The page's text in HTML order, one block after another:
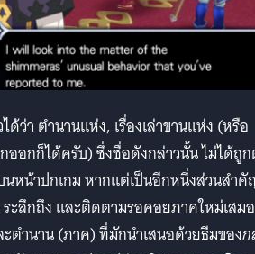
ด้ว่า ตำนานแห่ง, เรื่องเล่าขานแห่ง (หรือ
ออกก็ได้ครับ) ซึ่งชื่อดังกล่าวนั้น ไม่ได้ถู
นหน้าปกเกม หากแต่เป็นอีกหนึ่งส่วนสำ
ะลึกถึง และติดตามรอคอยภาคใหม่เสมอ
ะตำนาน (ภาค) ที่มักนำเสนอด้วยธีมของ